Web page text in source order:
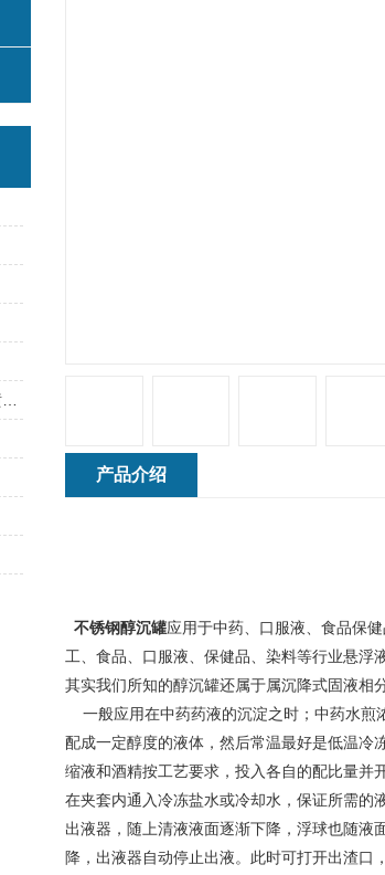
产品介绍
不锈钢醇沉罐应用于中药、口服液、食品保
工、食品、口服液、保健品、染料等行业悬浮
其实我们所知的醇沉罐还属于属沉降式固液相
一般应用在中药药液的沉淀之时；中药水煎
配成一定醇度的液体，然后常温最好是低温冷
缩液和酒精按工艺要求，投入各自的配比量并
在夹套内通入冷冻盐水或冷却水，保证所需的
出液器，随上清液液面逐渐下降，浮球也随液
降，出液器自动停止出液。此时可打开出渣
离心喷雾干燥机的喷雾系统如何实现均匀喷雾？